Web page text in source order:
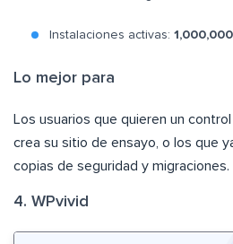
Instalaciones activas:
Lo mejor para
Los usuarios que quieren un
crea su sitio de ensayo, o los que
copias de seguridad y migraciones.
4. WPvivid